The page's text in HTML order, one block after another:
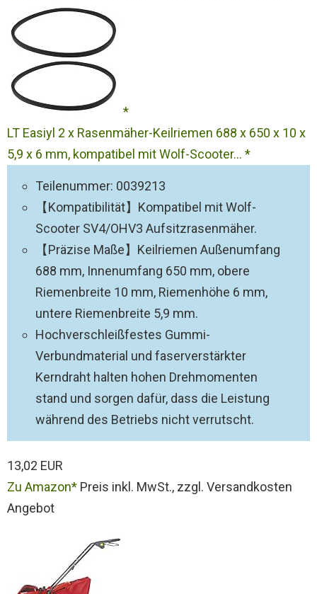
LT Easiyl 2 x Rasenmäher-Keilriemen 688 x 650 x 10 x
5,9 x 6 mm, kompatibel mit Wolf-Scooter...
Teilenummer: 0039213
【Kompatibilität】Kompatibel mit Wolf-
Scooter SV4/OHV3 Aufsitzrasenmäher.
【Präzise Maße】Keilriemen Außenumfang
688 mm, Innenumfang 650 mm, obere
Riemenbreite 10 mm, Riemenhöhe 6 mm,
untere Riemenbreite 5,9 mm.
Hochverschleißfestes Gummi-
Verbundmaterial und faserverstärkter
Kerndraht halten hohen Drehmomenten
stand und sorgen dafür, dass die Leistung
während des Betriebs nicht verrutscht.
13,02 EUR
Zu Amazon
Preis inkl. MwSt., zzgl. Versandkosten
Angebot